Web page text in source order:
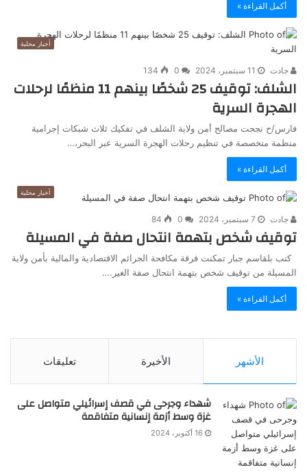
أكمل القراءة »
أخبار محلية
جادت 11 سبتمبر، 2024 0
134
الشلف: توقيف 25 شخصًا بينهم 11 منظمًا لرحلات
الهجرة السرية
فارس/ح نجحت مصالح أمن ولاية الشلف في تفكيك ثلاث شبكات إجرامية
منظمة متخصصة في تنظيم رحلات الهجرة السرية عبر البحر،…
أكمل القراءة »
أخبار محلية
جادت 7 سبتمبر، 2024 0
84
توقيف شخص بتهمة انتحال صفة في المسيلة
كتب بلقاسم جبار تمكنت فرقة مكافحة الجرائم الاقتصادية والمالية بأمن ولاية
المسيلة من توقيف شخص بتهمة انتحال صفة الغير.…
أكمل القراءة »
الأشهر الأخيرة تعليقات
شهداء وجرحى في قصف إسرائيلي متواصل على
غزة وسط أزمة إنسانية متفاقمة
16 أكتوبر، 2024